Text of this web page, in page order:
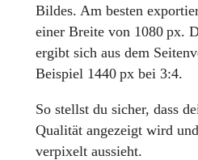
Bildes. Am besten
einer Breite von 1080 px.
ergibt sich aus dem
Beispiel 1440 px bei 3:4.
So stellst du sicher, dass
Qualität angezeigt wird
verpixelt aussieht.